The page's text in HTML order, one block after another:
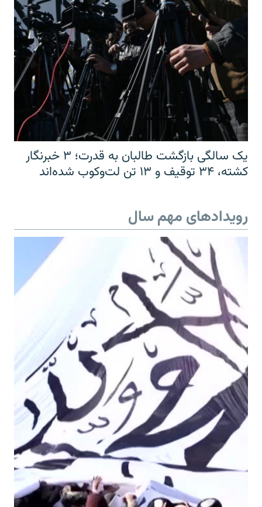
یک سالگی بازگشت طالبان به قدرت؛ ۳ خبرنگار
کشته، ۳۴ توقیف و ۱۳ تن لت‌وکوب شده‌اند
رویدادهای مهم سال